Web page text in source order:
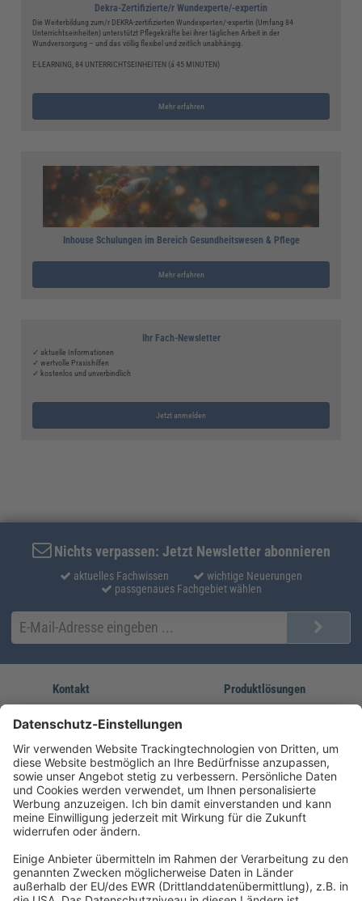
Dekra-Zertifizierte/r Wundexperte/-expertin
Die Weiterbildung zum/r DEKRA-zertifizierten Wundexperten/-expertin (Umfang 84
Unterrichtseinheiten) unterstützt Pflegekräfte bei ihrer täglichen Arbeit in der
Wundversorgung – und das völlig flexibel und zeitlich unabhängig.
E-LEARNING, 84 UNTERRICHTSEINHEITEN (á 45 MINUTEN)
Mehr erfahren
Inhouse Schulungen im Bereich Gesundheitswesen & Pflege
Mehr erfahren
Ihr Fach-Newsletter
✓ aktuelle Informationen
✓ wertvolle Praxishilfen
✓ kostenlos und unverbindlich
Jetzt anmelden
Nichts verpassen: Jetzt Newsletter abonnieren
aktuelles Fachwissen
wichtige Neuerungen
passgenaues Fachgebiet wählen
Kontakt
service@forum-verlag.com
Mo-Do 07:30 - 17:00 Uhr
Fr 07:30 - 15:00 Uhr
Produktlösungen
Unsere Marken
Folgen Sie uns